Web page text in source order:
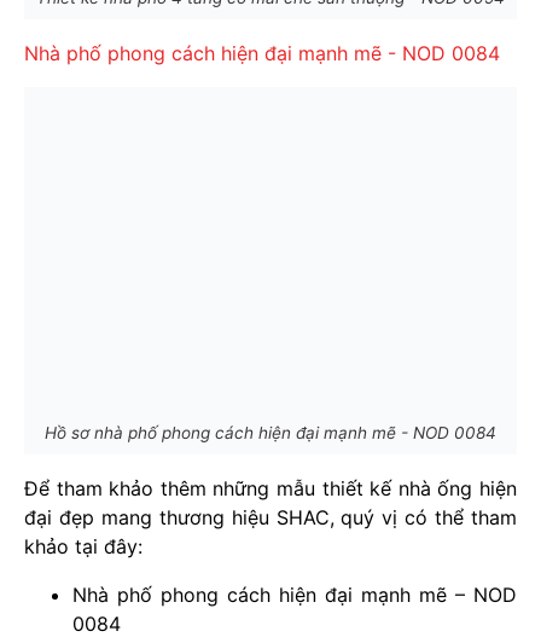
Nhà phố phong cách hiện đại mạnh mẽ - NOD 0084
Hồ sơ nhà phố phong cách hiện đại mạnh mẽ - NOD 0084
Để tham khảo thêm những mẫu thiết kế nhà ống hiện
đại đẹp mang thương hiệu SHAC, quý vị có thể tham
khảo tại đây:
Nhà phố phong cách hiện đại mạnh mẽ – NOD
0084